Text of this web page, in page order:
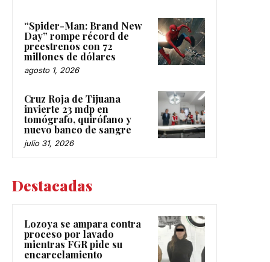
“Spider-Man: Brand New
Day” rompe récord de
preestrenos con 72
millones de dólares
agosto 1, 2026
Cruz Roja de Tijuana
invierte 23 mdp en
tomógrafo, quirófano y
nuevo banco de sangre
julio 31, 2026
Destacadas
Lozoya se ampara contra
proceso por lavado
mientras FGR pide su
encarcelamiento